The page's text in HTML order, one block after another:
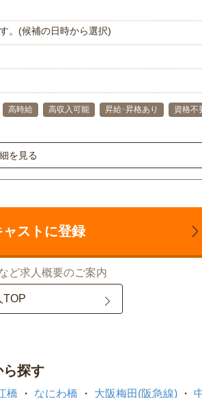
。(候補の日時から選択)
高時給 高収入可能 昇給･昇格あり 資格不
を見る
ャストに登録
ど求人概要のご案内
TOP
ら探す
橋 なにわ橋 大阪梅田(阪急線)